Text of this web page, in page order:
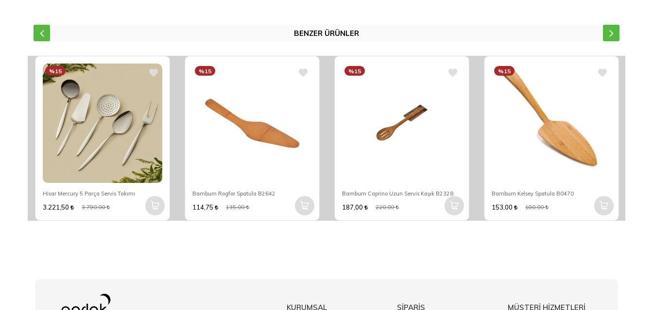
BENZER ÜRÜNLER
Hisar Mercury 5 Parça Servis Takımı
%15
3.221,50 3.790,00
Bambum Rogfor Spatula B2642
%15
114,75 135,00
Bambum Caprino Uzun Servis Kaşık B2328
%15
187,00 220,00
Bambum Kelsey Spatula B0470
%15
153,00 180,00
KURUMSAL SİPARİŞ MÜŞTERİ HİZMETLERİ